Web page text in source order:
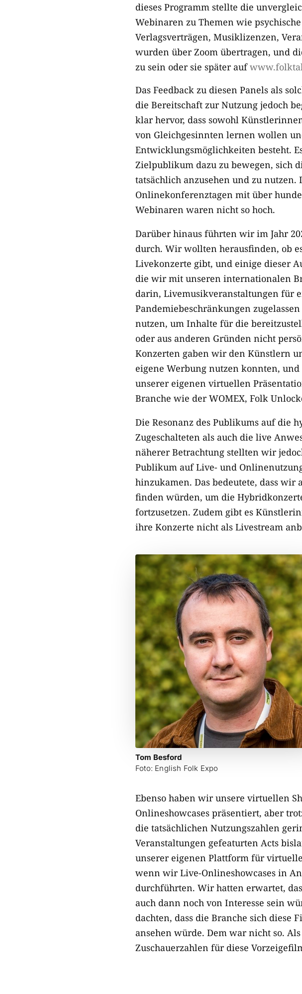
dieses Programm stellte die
Webinaren zu Themen wie
Verlagsverträgen, Musiklizenzen,
wurden über Zoom übertragen, und
zu sein oder sie später auf
Das Feedback zu diesen Panels als
die Bereitschaft zur Nutzung jedoch
klar hervor, dass sowohl
von Gleichgesinnten lernen wollen
Entwicklungsmöglichkeiten besteht.
Zielpublikum dazu zu bewegen, sich
tatsächlich anzusehen und zu
Onlinekonferenztagen mit über
Webinaren waren nicht so hoch.
Darüber hinaus führten wir im Jahr
durch. Wir wollten herausfinden, ob
Livekonzerte gibt, und einige dieser
die wir mit unseren internationalen
darin, Livemusikveranstaltungen für
Pandemiebeschränkungen
nutzen, um Inhalte für die
oder aus anderen Gründen nicht
Konzerten gaben wir den Künstlern
eigene Werbung nutzen konnten,
unserer eigenen virtuellen
Branche wie der WOMEX, Folk
Die Resonanz des Publikums auf die
Zugeschalteten als auch die live
näherer Betrachtung stellten wir
Publikum auf Live- und
hinzukamen. Das bedeutete, dass
finden würden, um die
fortzusetzen. Zudem gibt es
ihre Konzerte nicht als Livestream
Tom Besford
Foto: English Folk Expo
Ebenso haben wir unsere virtuellen
Onlineshowcases präsentiert, aber
die tatsächlichen Nutzungszahlen
Veranstaltungen gefeaturten Acts
unserer eigenen Plattform für
wenn wir Live-Onlineshowcases in
durchführten. Wir hatten erwartet,
auch dann noch von Interesse sein
dachten, dass die Branche sich
ansehen würde. Dem war nicht so.
Zuschauerzahlen für diese